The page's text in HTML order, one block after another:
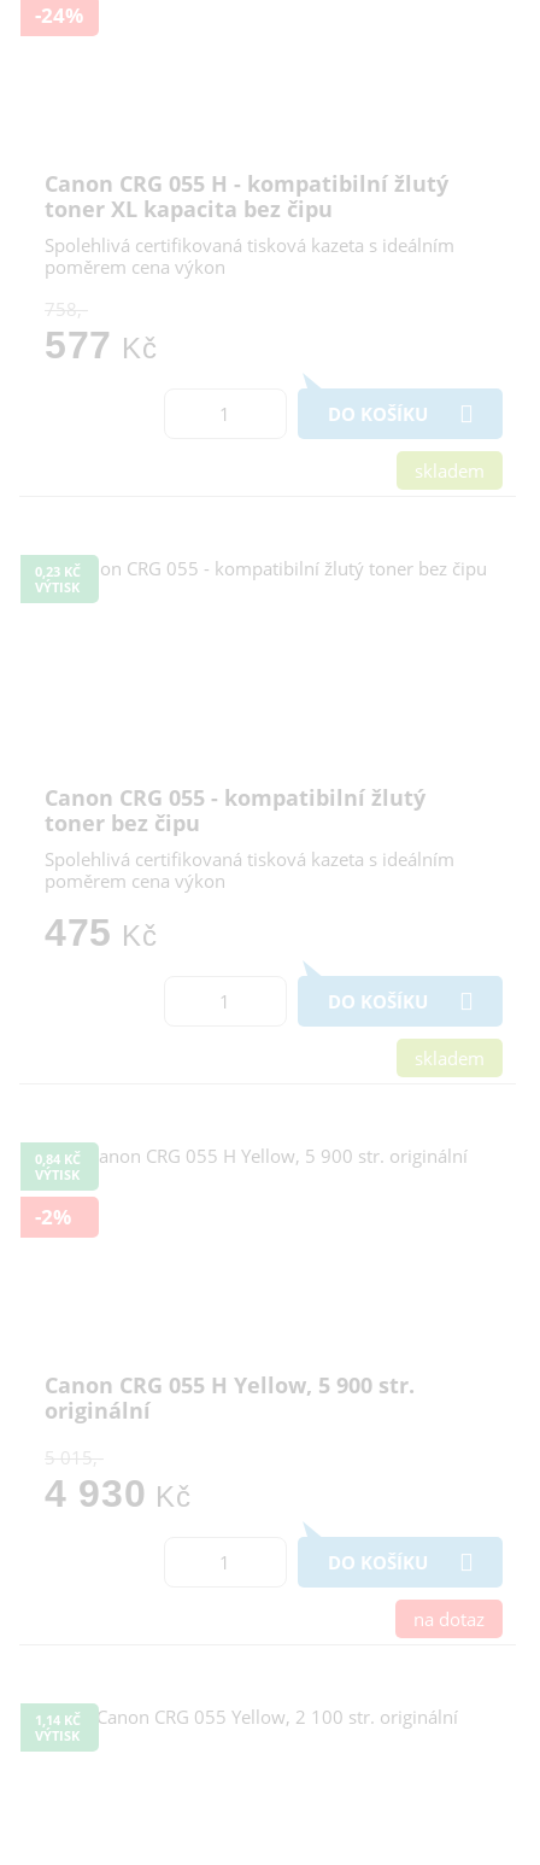
-24%
Canon CRG 055 H - kompatibilní žlutý
toner XL kapacita bez čipu
Spolehlivá certifikovaná tisková kazeta s ideálním
poměrem cena výkon
758,-
577 Kč
DO KOŠÍKU
skladem
0,23 KČ
VÝTISK
Canon CRG 055 - kompatibilní žlutý
toner bez čipu
Spolehlivá certifikovaná tisková kazeta s ideálním
poměrem cena výkon
475 Kč
DO KOŠÍKU
skladem
0,84 KČ
VÝTISK
-2%
Canon CRG 055 H Yellow, 5 900 str.
originální
5 015,-
4 930 Kč
DO KOŠÍKU
na dotaz
1,14 KČ
VÝTISK